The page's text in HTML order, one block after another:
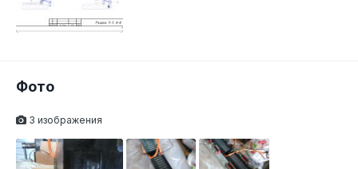
Фото
3 изображения